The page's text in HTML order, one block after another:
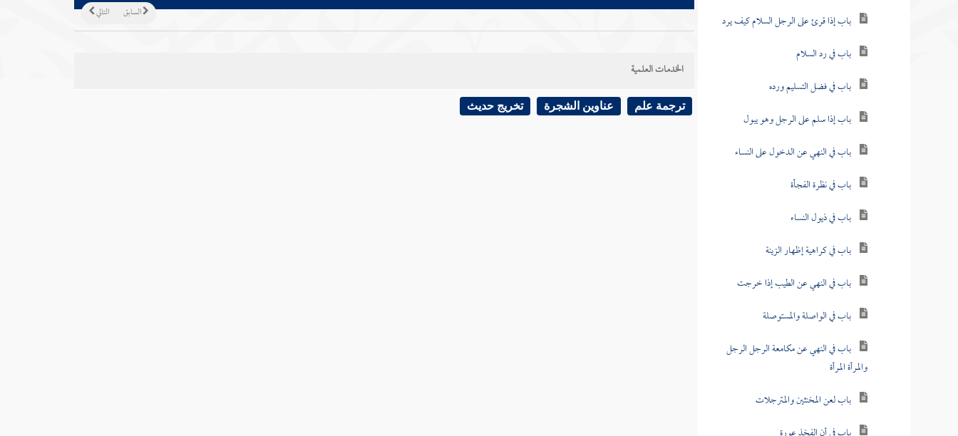
باب إذا قرئ على الرجل السلام كيف يرد
باب في رد السلام
باب في فضل التسليم ورده
باب إذا سلم على الرجل وهو يبول
باب في النهي عن الدخول على النساء
باب في نظرة الفجأة
باب في ذيول النساء
باب في كراهية إظهار الزينة
باب في النهي عن الطيب إذا خرجت
باب في الواصلة والمستوصلة
باب في النهي عن مكامعة الرجل الرجل
والمرأة المرأة
باب لعن المخنثين والمترجلات
التالي السابق
الخدمات العلمية
ترجمة علم عناوين الشجرة تخريج حديث